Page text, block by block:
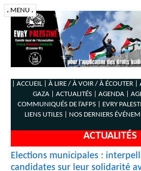
. MENU .
| ACCUEIL | À LIRE / À VOIR / À ÉCOUTER |
GAZA |
ACTUALITÉS | AGENDA |
COMMUNIQUÉS DE l’AFPS |
EVRY
LIENS UTILES |
NOS DERNIERS
ACTUALITÉS
Elections municipales :
candidates sur leur solidarité